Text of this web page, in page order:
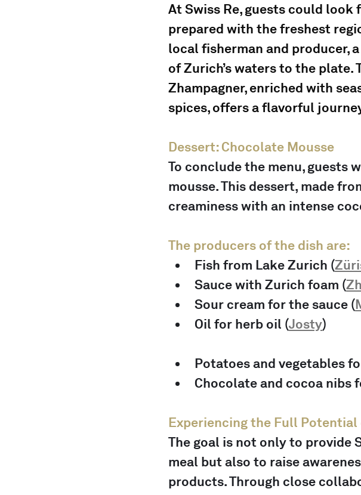
At Swiss Re, guests could
prepared with the freshest
local fisherman and producer,
of Zurich’s waters to the plate.
Zhampagner, enriched with
spices, offers a flavorful
Dessert: Chocolate Mousse
To conclude the menu, guests
mousse. This dessert, made
creaminess with an intense
The producers of the dish are:
Fish from Lake Zurich (
Sauce with Zurich foam (
Sour cream for the sauce (
Oil for herb oil (Josty)
Potatoes and vegetables
Chocolate and cocoa nibs
Experiencing the Full
The goal is not only to provide
meal but also to raise
products. Through close